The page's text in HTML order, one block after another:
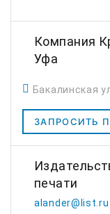
Компания
Уфа
Бакалинская
ЗАПРОСИТЬ
печати
alander@list.ru